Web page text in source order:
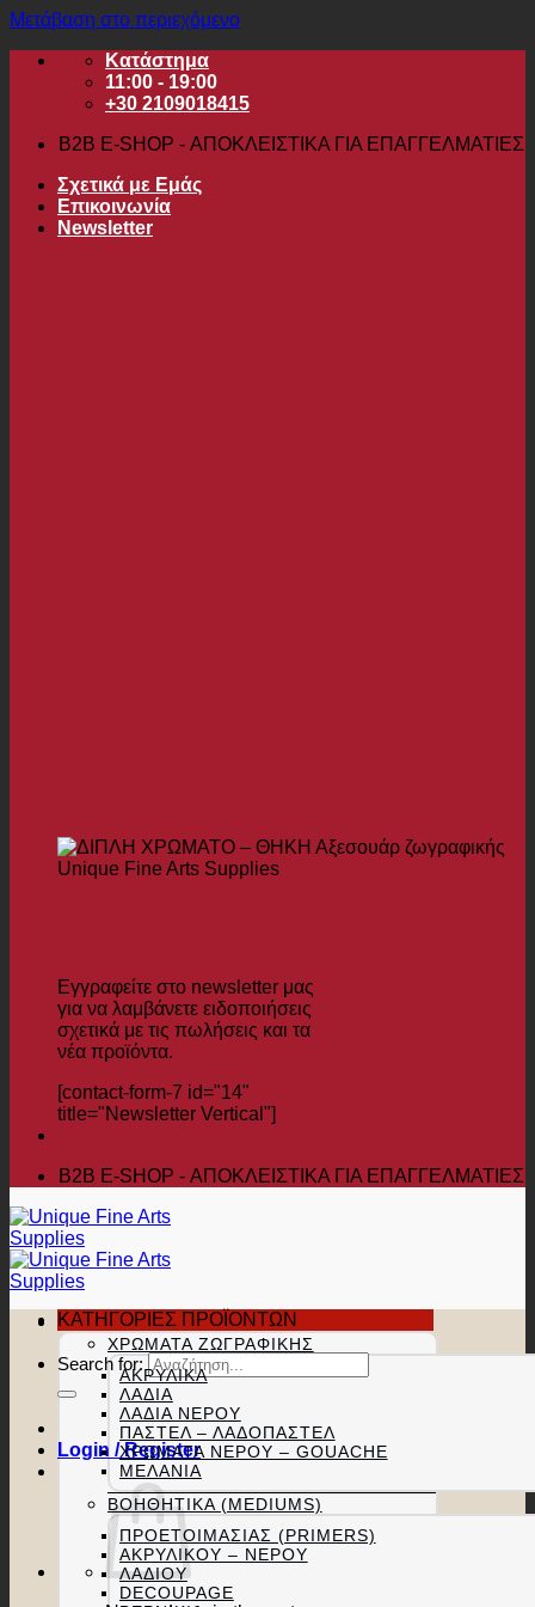
Μετάβαση στο περιεχόμενο
Κατάστημα
11:00 - 19:00
+30 2109018415
B2B Ε-SHOP - ΑΠΟΚΛΕΙΣΤΙΚΑ ΓΙΑ ΕΠΑΓΓΕΛΜΑΤΙΕΣ
Σχετικά με Εμάς
Επικοινωνία
Newsletter
Εγγραφείτε στο newsletter μας
για να λαμβάνετε ειδοποιήσεις
σχετικά με τις πωλήσεις και τα
νέα προϊόντα.
[contact-form-7 id="14"
title="Newsletter Vertical"]
B2B Ε-SHOP - ΑΠΟΚΛΕΙΣΤΙΚΑ ΓΙΑ ΕΠΑΓΓΕΛΜΑΤΙΕΣ
Search for:
Login / Register
ΚΑΤΗΓΟΡΙΕΣ ΠΡΟΪΟΝΤΩΝ
ΧΡΏΜΑΤΑ ΖΩΓΡΑΦΙΚΉΣ
ΑΚΡΥΛΙΚΆ
ΛΆΔΙΑ
ΛΆΔΙΑ ΝΕΡΟΎ
ΠΑΣΤΕΛ – ΛΑΔΟΠΑΣΤΕΛ
ΧΡΏΜΑΤΑ ΝΕΡΟΎ – GOUACHE
ΜΕΛΆΝΙΑ
ΒΟΗΘΗΤΙΚΆ (MEDIUMS)
ΠΡΟΕΤΟΙΜΑΣΊΑΣ (PRIMERS)
ΑΚΡΥΛΙΚΟΎ – ΝΕΡΟΎ
ΛΑΔΙΟΎ
DECOUPAGE